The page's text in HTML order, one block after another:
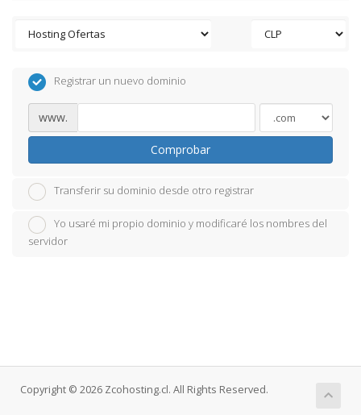
Registrar un nuevo dominio
www.
Comprobar
Transferir su dominio desde otro registrar
Yo usaré mi propio dominio y modificaré los nombres del
servidor
Copyright © 2026 Zcohosting.cl. All Rights Reserved.